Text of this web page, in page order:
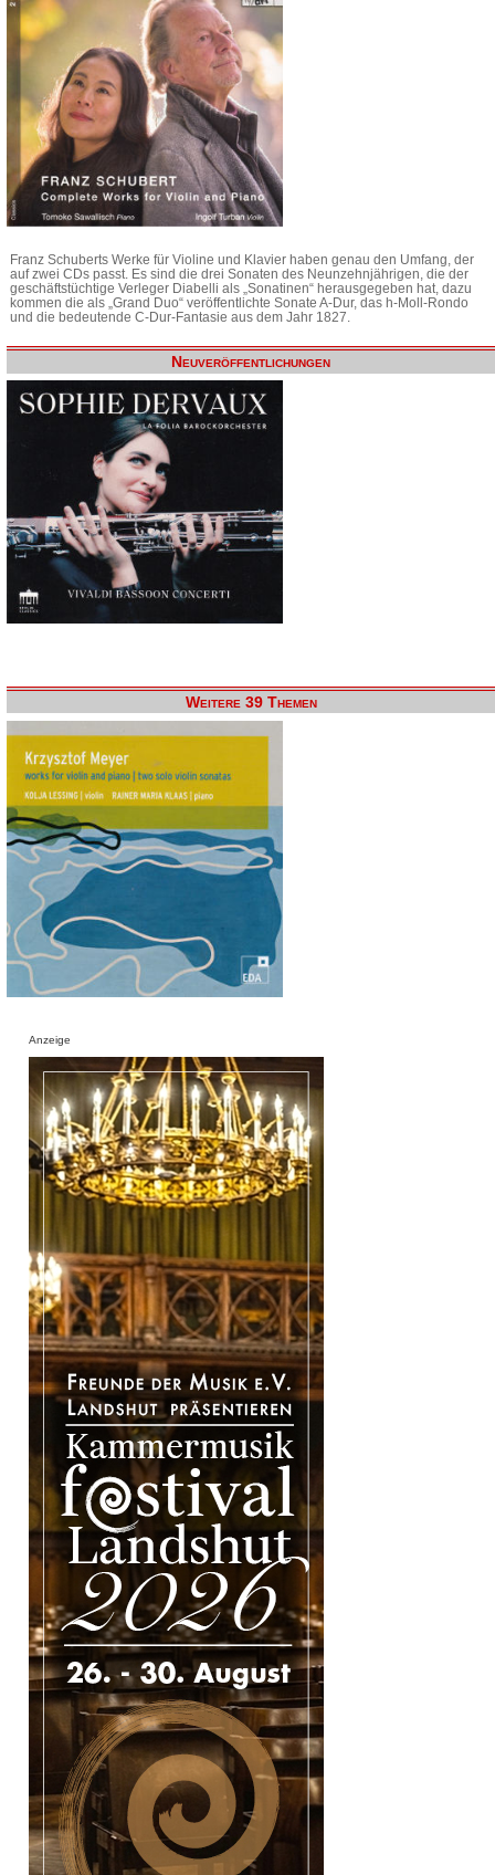
Franz Schuberts Werke für Violine und Klavier haben genau den Umfang, der
auf zwei CDs passt. Es sind die drei Sonaten des Neunzehnjährigen, die der
geschäftstüchtige Verleger Diabelli als „Sonatinen“ herausgegeben hat, dazu
kommen die als „Grand Duo“ veröffentlichte Sonate A-Dur, das h-Moll-Rondo
und die bedeutende C-Dur-Fantasie aus dem Jahr 1827.
Neuveröffentlichungen
Weitere 39 Themen
Anzeige